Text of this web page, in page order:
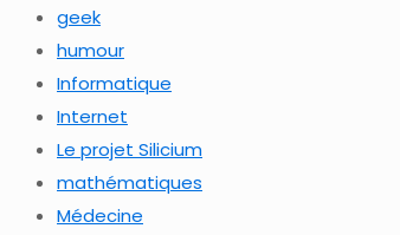
geek
humour
Informatique
Internet
Le projet Silicium
mathématiques
Médecine